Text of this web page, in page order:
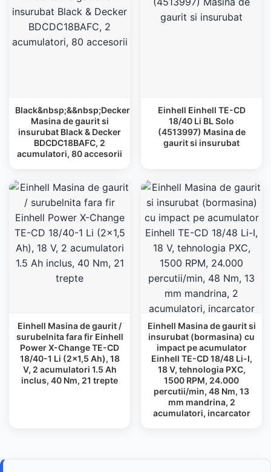
Black&nbsp;&&nbsp;Decker
Masina de gaurit si
insurubat Black & Decker
BDCDC18BAFC, 2
acumulatori, 80 accesorii
Einhell Einhell TE-CD
18/40 Li BL Solo
(4513997) Masina de
gaurit si insurubat
Einhell Masina de gaurit /
surubelnita fara fir Einhell
Power X-Change TE-CD
18/40-1 Li (2x1,5 Ah), 18
V, 2 acumulatori 1.5 Ah
inclus, 40 Nm, 21 trepte
Einhell Masina de gaurit si
insurubat (bormasina) cu
impact pe acumulator
Einhell TE-CD 18/48 Li-I,
18 V, tehnologia PXC,
1500 RPM, 24.000
percutii/min, 48 Nm, 13
mm mandrina, 2
acumulatori, incarcator